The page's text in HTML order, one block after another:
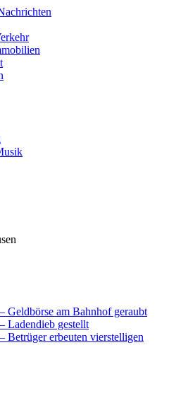
Geldbörse am Bahnhof geraubt
Ladendieb gestellt
Betrüger erbeuten vierstelligen